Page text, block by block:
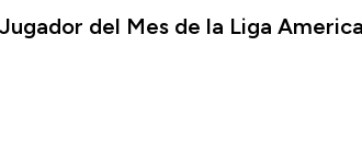
del Mes de la Liga